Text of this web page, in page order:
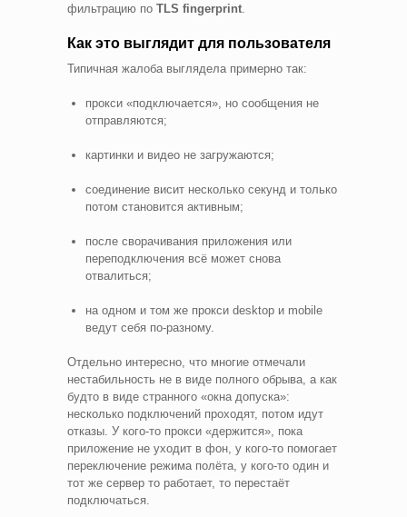
фильтрацию по TLS fingerprint
Как это выглядит для пользователя
Типичная жалоба выглядела примерно так:
прокси «подключается», но сообщения не
отправляются;
картинки и видео не загружаются;
соединение висит несколько секунд и только
потом становится активным;
после сворачивания приложения или
переподключения всё может снова
отвалиться;
на одном и том же прокси desktop и mobile
ведут себя по-разному.
Отдельно интересно, что многие отмечали
нестабильность не в виде полного обрыва, а как
будто в виде странного «окна допуска»:
несколько подключений проходят, потом идут
отказы. У кого-то прокси «держится», пока
приложение не уходит в фон, у кого-то помогает
переключение режима полёта, у кого-то один и
тот же сервер то работает, то перестаёт
подключаться.